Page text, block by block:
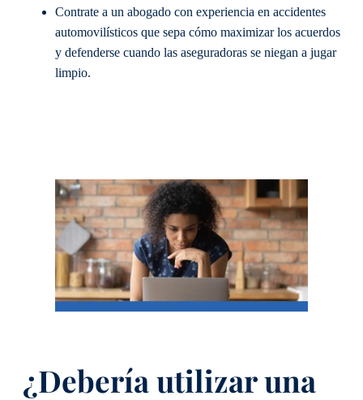
Contrate a un abogado con experiencia en accidentes
automovilísticos que sepa cómo maximizar los acuerdos
y defenderse cuando las aseguradoras se niegan a jugar
limpio.
¿Debería utilizar una